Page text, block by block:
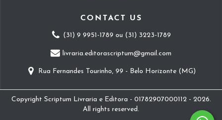
CONTACT US
(31) 9 9951-1789 ou (31) 3223-1789
livraria.editorascriptum@gmail.com
Rua Fernandes Tourinho, 99 - Belo Horizonte (MG)
Copyright Scriptum Livraria e Editora - 01782907000112 - 2026.
All rights reserved.